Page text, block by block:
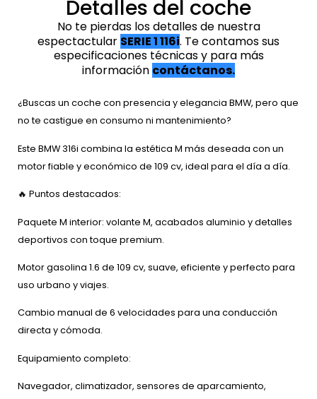
Detalles del coche
No te pierdas los detalles de nuestra
espectactular SERIE 1 116i. Te contamos sus
especificaciones técnicas y para más
información contáctanos.
¿Buscas un coche con presencia y elegancia BMW, pero que
no te castigue en consumo ni mantenimiento?
Este BMW 316i combina la estética M más deseada con un
motor fiable y económico de 109 cv, ideal para el día a día.
🔥 Puntos destacados:
Paquete M interior: volante M, acabados aluminio y detalles
deportivos con toque premium.
Motor gasolina 1.6 de 109 cv, suave, eficiente y perfecto para
uso urbano y viajes.
Cambio manual de 6 velocidades para una conducción
directa y cómoda.
Equipamiento completo:
Navegador, climatizador, sensores de aparcamiento,